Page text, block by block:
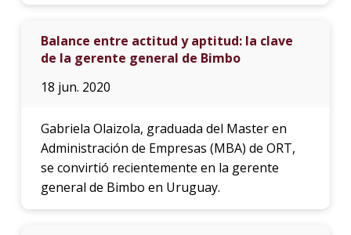
Balance entre actitud y aptitud: la clave
de la gerente general de Bimbo
18 jun. 2020
Gabriela Olaizola, graduada del Master en
Administración de Empresas (MBA) de ORT,
se convirtió recientemente en la gerente
general de Bimbo en Uruguay.